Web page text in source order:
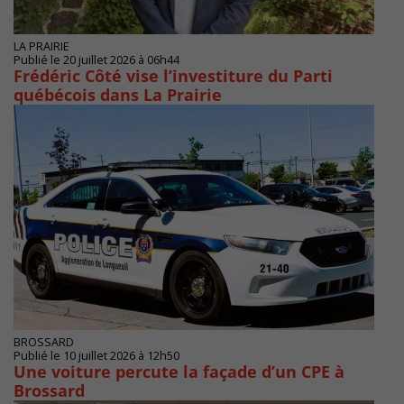
LA PRAIRIE
Publié le 20 juillet 2026 à 06h44
Frédéric Côté vise l’investiture du Parti
québécois dans La Prairie
BROSSARD
Publié le 10 juillet 2026 à 12h50
Une voiture percute la façade d’un CPE à
Brossard